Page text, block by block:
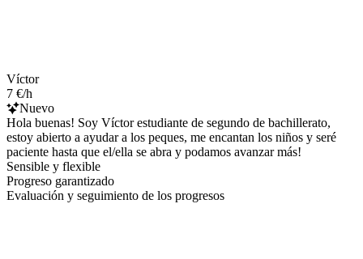
Víctor
7 €/h
Nuevo
Hola buenas! Soy Víctor estudiante de segundo de bachillerato,
estoy abierto a ayudar a los peques, me encantan los niños y seré
paciente hasta que el/ella se abra y podamos avanzar más!
Sensible y flexible
Progreso garantizado
Evaluación y seguimiento de los progresos